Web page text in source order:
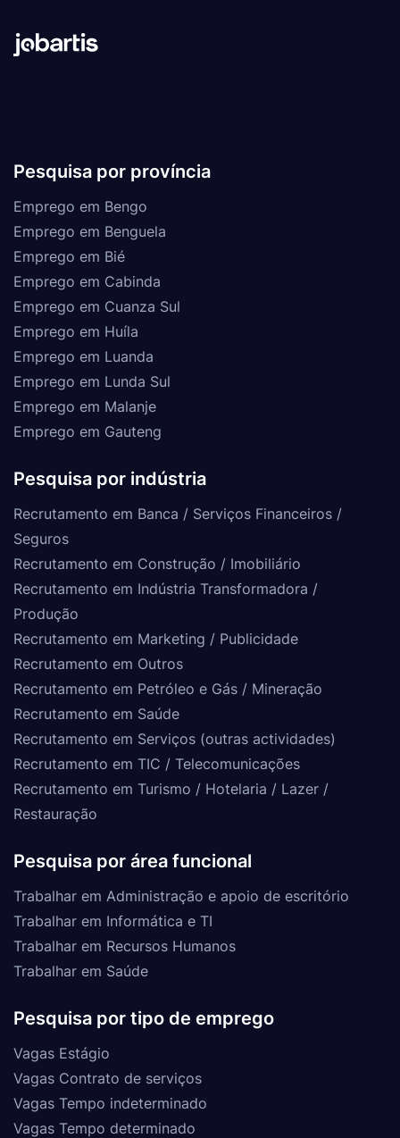
Pesquisa por província
Emprego em Bengo
Emprego em Benguela
Emprego em Bié
Emprego em Cabinda
Emprego em Cuanza Sul
Emprego em Huíla
Emprego em Luanda
Emprego em Lunda Sul
Emprego em Malanje
Emprego em Gauteng
Pesquisa por indústria
Recrutamento em Banca / Serviços Financeiros /
Seguros
Recrutamento em Construção / Imobiliário
Recrutamento em Indústria Transformadora /
Produção
Recrutamento em Marketing / Publicidade
Recrutamento em Outros
Recrutamento em Petróleo e Gás / Mineração
Recrutamento em Saúde
Recrutamento em Serviços (outras actividades)
Recrutamento em TIC / Telecomunicações
Recrutamento em Turismo / Hotelaria / Lazer /
Restauração
Pesquisa por área funcional
Trabalhar em Administração e apoio de escritório
Trabalhar em Informática e TI
Trabalhar em Recursos Humanos
Trabalhar em Saúde
Pesquisa por tipo de emprego
Vagas Estágio
Vagas Contrato de serviços
Vagas Tempo indeterminado
Vagas Tempo determinado